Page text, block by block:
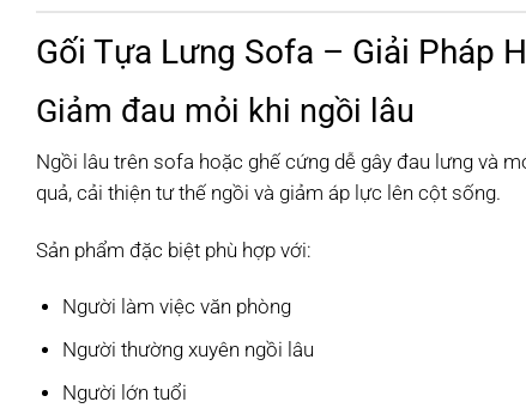
Gối Tựa Lưng Sofa – Giải Pháp
Giảm đau mỏi khi ngồi lâu
Ngồi lâu trên sofa hoặc ghế cứng dễ gây đau lưng và
quả, cải thiện tư thế ngồi và giảm áp lực lên cột sống.
Sản phẩm đặc biệt phù hợp với:
Người làm việc văn phòng
Người thường xuyên ngồi lâu
Người lớn tuổi